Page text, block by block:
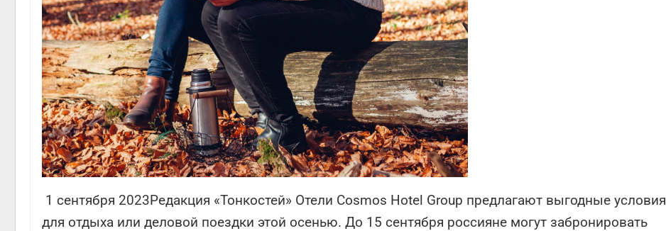
1 сентября 2023Редакция «Тонкостей» Отели Cosmos Hotel Group предлагают выгодные условия
для отдыха или деловой поездки этой осенью. До 15 сентября россияне могут забронировать